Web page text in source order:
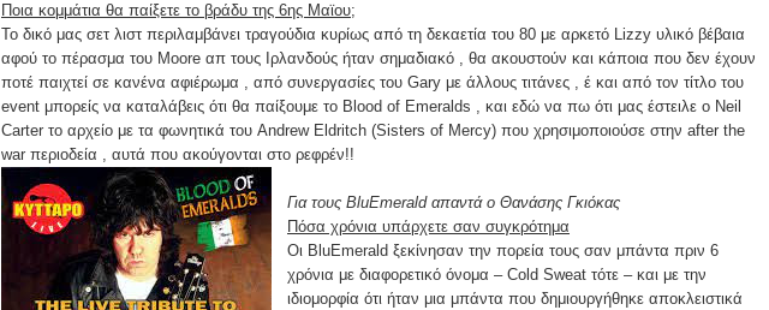
Ποια κομμάτια θα παίξετε το βράδυ της 6ης Μαϊου;
Το δικό μας σετ λιστ περιλαμβάνει τραγούδια κυρίως από τη δεκαετία του 80 με αρκετό Lizzy υλικό βέβαια
αφού το πέρασμα του Moore απ τους Ιρλανδούς ήταν σημαδιακό , θα ακουστούν και κάποια που δεν έχουν
ποτέ παιχτεί σε κανένα αφιέρωμα , από συνεργασίες του Gary με άλλους τιτάνες , έ και από τον τίτλο του
event μπορείς να καταλάβεις ότι θα παίξουμε το Blood of Emeralds , και εδώ να πω ότι μας έστειλε ο Neil
Carter το αρχείο με τα φωνητικά του Andrew Eldritch (Sisters of Mercy) που χρησιμοποιούσε στην after the
war περιοδεία , αυτά που ακούγονται στο ρεφρέν!!
Για τους BluEmerald απαντά ο Θανάσης Γκιόκας
Πόσα χρόνια υπάρχετε σαν συγκρότημα
Οι BluEmerald ξεκίνησαν την πορεία τους σαν μπάντα πριν 6
χρόνια με διαφορετικό όνομα – Cold Sweat τότε – και με την
ιδιομορφία ότι ήταν μια μπάντα που δημιουργήθηκε αποκλειστικά